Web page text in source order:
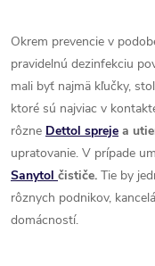
Okrem prevencie v
pravidelnú dezinfekciu
mali byť najmä kľučky,
ktoré sú najviac v
rôzne Dettol spreje a
upratovanie. V prípade
Sanytol čističe. Tie by
rôznych podnikov,
domácností.